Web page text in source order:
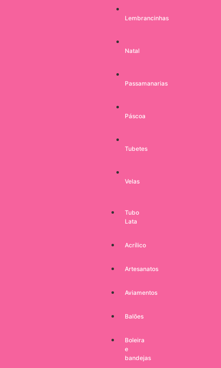
Lembrancinhas
Natal
Passamanarias
Páscoa
Tubetes
Velas
Tubo
Lata
Acrílico
Artesanatos
Aviamentos
Balões
Boleira
e
bandejas